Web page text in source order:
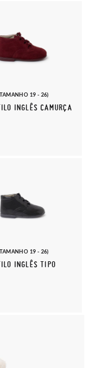
19 - 26)
INGLÊS CAMURÇA
19 - 26)
INGLÊS TIPO